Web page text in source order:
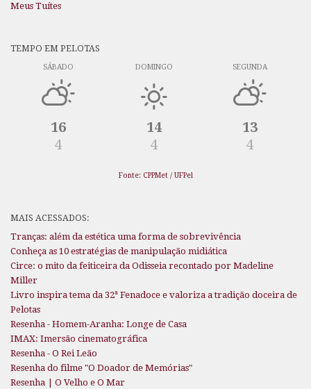
Meus Tuítes
TEMPO EM PELOTAS
SÁBADO
16
4
DOMINGO
14
4
SEGUNDA
13
4
Fonte: CPPMet / UFPel
MAIS ACESSADOS:
Tranças: além da estética uma forma de sobrevivência
Conheça as 10 estratégias de manipulação midiática
Circe: o mito da feiticeira da Odisseia recontado por Madeline
Miller
Livro inspira tema da 32ª Fenadoce e valoriza a tradição doceira de
Pelotas
Resenha - Homem-Aranha: Longe de Casa
IMAX: Imersão cinematográfica
Resenha - O Rei Leão
Resenha do filme "O Doador de Memórias"
Resenha | O Velho e O Mar